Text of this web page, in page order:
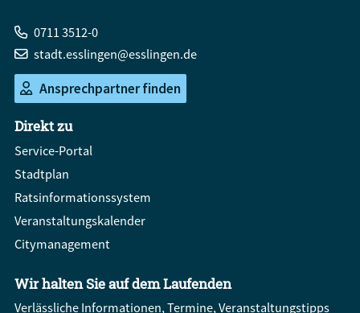
0711 3512-0
stadt.esslingen@esslingen.de
Ansprechpartner finden
Direkt zu
Service-Portal
Stadtplan
Ratsinformationssystem
Veranstaltungskalender
Citymanagement
Wir halten Sie auf dem Laufenden
Verlässliche Informationen, Termine, Veranstaltungstipps